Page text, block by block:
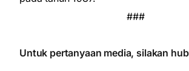
###
Untuk pertanyaan media, silakan